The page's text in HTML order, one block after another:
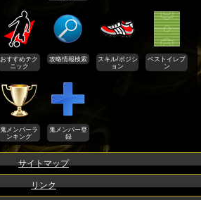
おすすめテク
ニック
攻略情報検索
スキル/ポジシ
ョン
ベストイレブ
ン
鬼メンバーラ
ンキング
鬼メンバー登
録
サイトマップ
リンク